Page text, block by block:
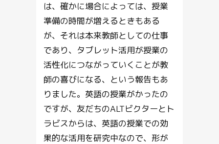
は、確かに場合によっては、授業
準備の時間が増えるときもある
が、それは本来教師としての仕事
であり、タブレット活用が授業の
活性化につながっていくことが教
師の喜びになる、という報告もあ
りました。英語の授業がかったの
ですが、友だちのALTビクターとト
ラビスからは、英語の授業での効
果的な活用を研究中なので、形が